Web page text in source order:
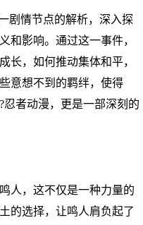
剧情节点的解析，深入探
和影响。通过这一事件，
长，如何推动集体和平，
意想不到的羁绊，使得
忍者动漫，更是一部深刻的
人，这不仅是一种力量的
的选择，让鸣人肩负起了